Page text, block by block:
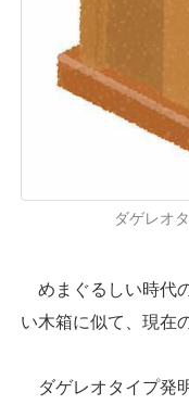
ダゲレオ
めまぐるしい時代
い木箱に似て、現在
ダゲレオタイプ発